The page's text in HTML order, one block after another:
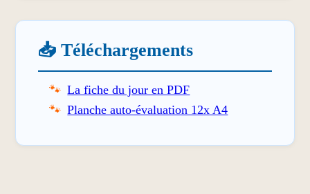
📥 Téléchargements
La fiche du jour en PDF
Planche auto-évaluation 12x A4